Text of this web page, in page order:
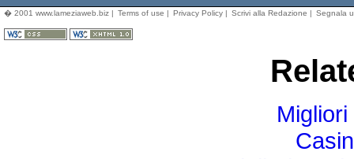
� 2001 www.lameziaweb.biz | Terms of use | Privacy Policy | Scrivi alla Redazione | Segnala